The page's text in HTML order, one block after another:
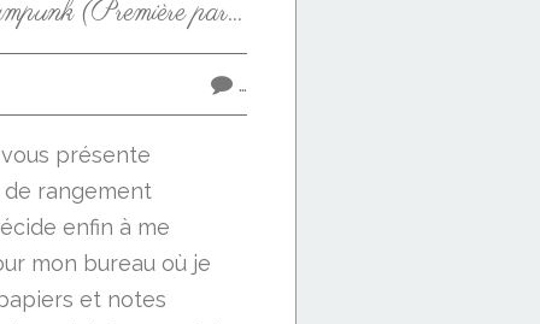
Boite Métal Steampunk (Première partie)
…
présente
de rangement
enfin à me
mon bureau où je
et notes